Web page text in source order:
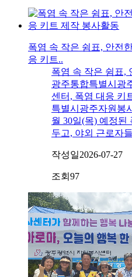
폭염 속 작은 쉼표, 안전
응 키트..
폭염 속 작은 쉼표,
광주통합특별시광
센터, 폭염 대응 키
특별시광주자원봉
월 30일(목) 예정된
두고, 야외 근로자
작성일2026-07-27
조회 97